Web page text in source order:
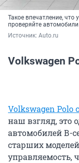
Такое впечатление, что
проверяйте
Источник: Auto.ru
Volkswagen
Volkswagen Polo
наш взгляд, это
автомобилей В-
старших
управляемость,